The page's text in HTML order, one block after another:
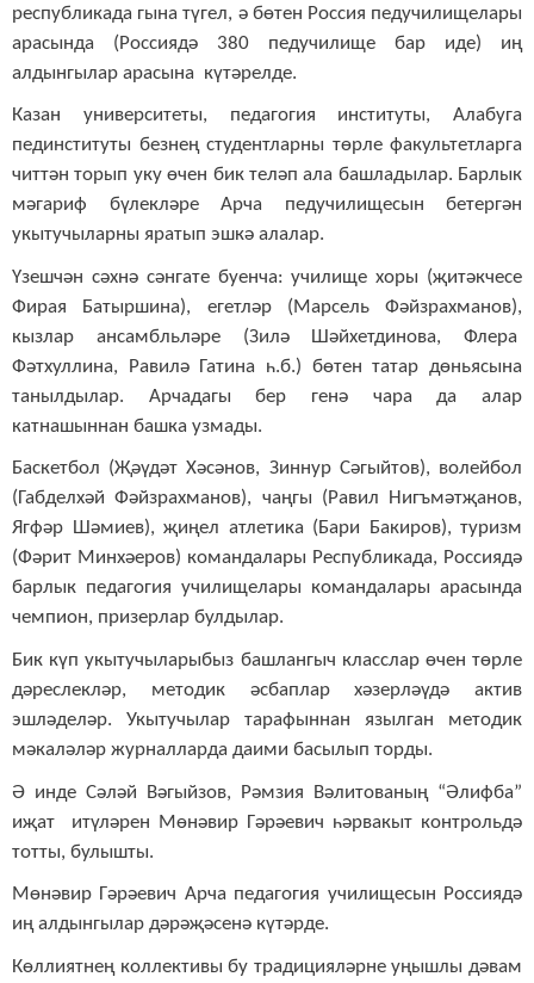
республикада гына түгел, ә бөтен Россия педучилищелары
арасында (Россиядә 380 педучилище бар иде) иң
алдынгылар арасына күтәрелде.
Казан университеты, педагогия институты, Алабуга
пединституты безнең студентларны төрле факультетларга
читтән торып уку өчен бик теләп ала башладылар. Барлык
мәгариф бүлекләре Арча педучилищесын бетергән
укытучыларны яратып эшкә алалар.
Үзешчән сәхнә сәнгате буенча: училище хоры (җитәкчесе
Фирая Батыршина), егетләр (Марсель Фәйзрахманов),
кызлар ансамбльләре (Зилә Шәйхетдинова, Флера
Фәтхуллина, Равилә Гатина һ.б.) бөтен татар дөньясына
танылдылар. Арчадагы бер генә чара да алар
катнашыннан башка узмады.
Баскетбол (Җәүдәт Хәсәнов, Зиннур Сәгыйтов), волейбол
(Габделхәй Фәйзрахманов), чаңгы (Равил Нигъмәтҗанов,
Ягфәр Шәмиев), җиңел атлетика (Бари Бакиров), туризм
(Фәрит Минхәеров) командалары Республикада, Россиядә
барлык педагогия училищелары командалары арасында
чемпион, призерлар булдылар.
Бик күп укытучыларыбыз башлангыч класслар өчен төрле
дәреслекләр, методик әсбаплар хәзерләүдә актив
эшләделәр. Укытучылар тарафыннан язылган методик
мәкаләләр журналларда даими басылып торды.
Ә инде Сәләй Вәгыйзов, Рәмзия Вәлитованың “Әлифба”
иҗат итүләрен Мөнәвир Гәрәевич һәрвакыт контрольдә
тотты, булышты.
Мөнәвир Гәрәевич Арча педагогия училищесын Россиядә
иң алдынгылар дәрәҗәсенә күтәрде.
Көллиятнең коллективы бу традицияләрне уңышлы дәвам